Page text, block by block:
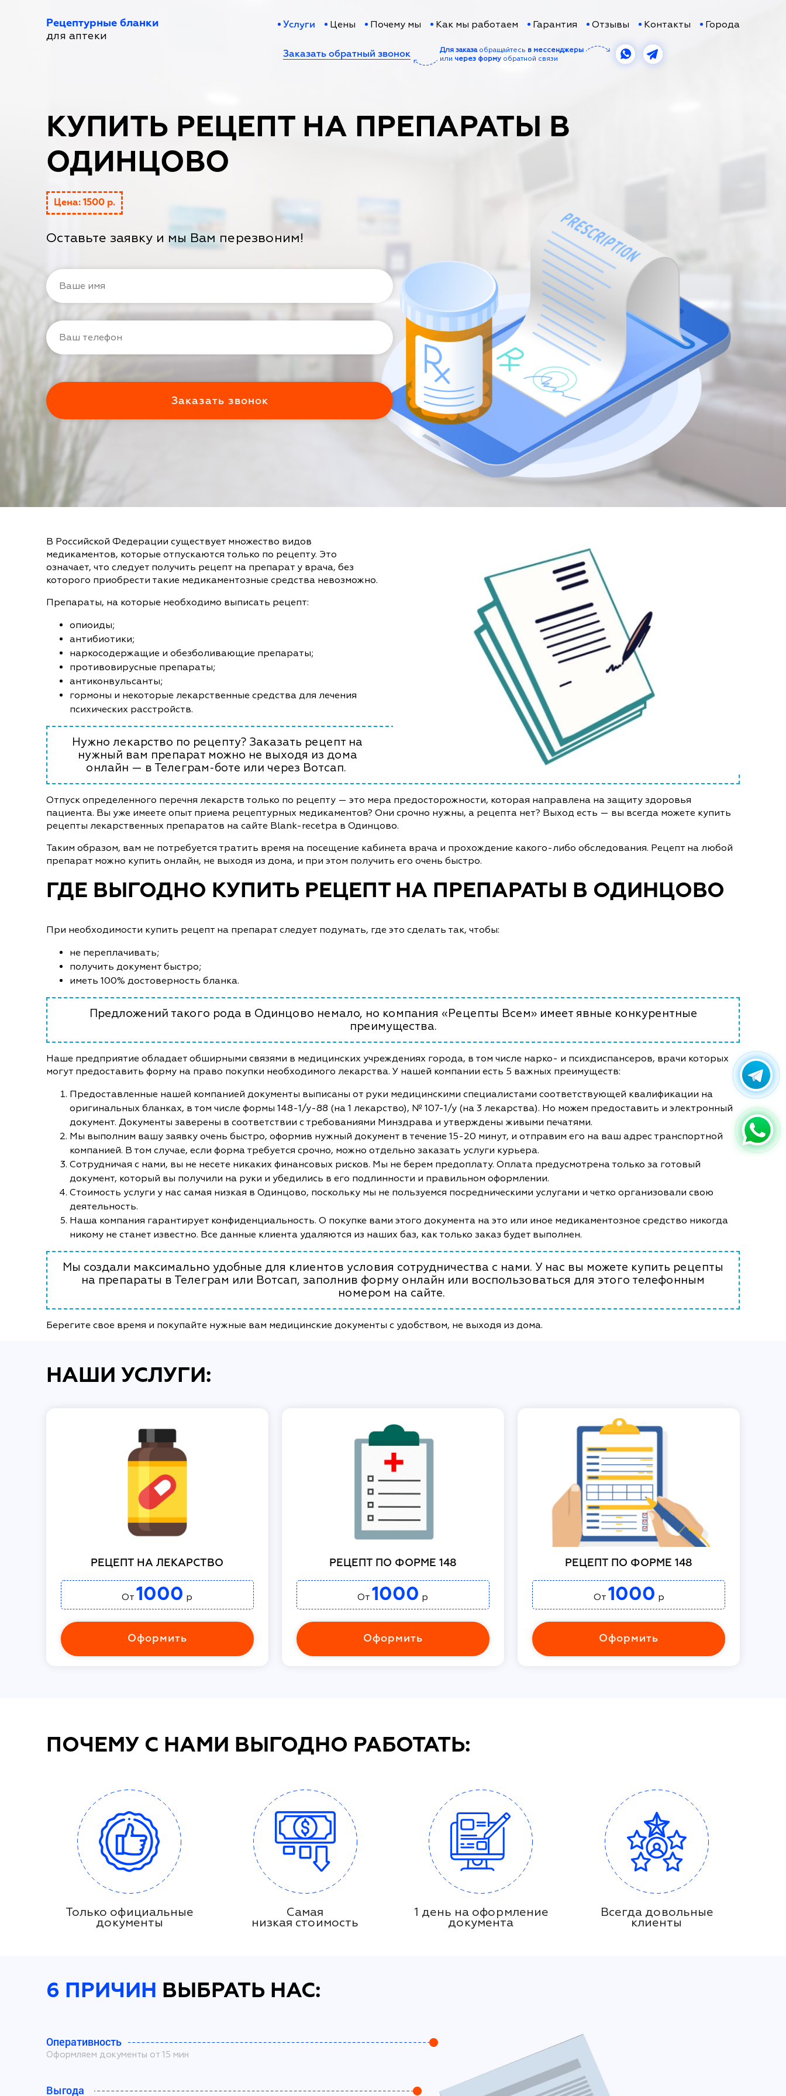
Рецептурные бланки
для аптеки
Услуги Цены Почему мы Как мы работаем Гарантия Отзывы Контакты Города
Заказать обратный звонок Для заказаобращайтесь в мессенджеры
или через форму обратной связи
КУПИТЬ РЕЦЕПТ НА ПРЕПАРАТЫ В
ОДИНЦОВО
Цена: 1500 р.
Оставьте заявку и мы Вам перезвоним!
В Российской Федерации существует множество видов
медикаментов, которые отпускаются только по рецепту. Это
означает, что следует получить рецепт на препарат у врача, без
которого приобрести такие медикаментозные средства невозможно.
Препараты, на которые необходимо выписать рецепт:
опиоиды;
антибиотики;
наркосодержащие и обезболивающие препараты;
противовирусные препараты;
антиконвульсанты;
гормоны и некоторые лекарственные средства для лечения
психических расстройств.
Нужно лекарство по рецепту? Заказать рецепт на
нужный вам препарат можно не выходя из дома
онлайн — в Телеграм-боте или через Вотсап.
Отпуск определенного перечня лекарств только по рецепту — это мера предосторожности, которая направлена на защиту здоровья
пациента. Вы уже имеете опыт приема рецептурных медикаментов? Они срочно нужны, а рецепта нет? Выход есть — вы всегда можете купить
рецепты лекарственных препаратов на сайте Blank-recetpa в Одинцово.
Таким образом, вам не потребуется тратить время на посещение кабинета врача и прохождение какого-либо обследования. Рецепт на любой
препарат можно купить онлайн, не выходя из дома, и при этом получить его очень быстро.
ГДЕ ВЫГОДНО КУПИТЬ РЕЦЕПТ НА ПРЕПАРАТЫ В ОДИНЦОВО
При необходимости купить рецепт на препарат следует подумать, где это сделать так, чтобы:
не переплачивать;
получить документ быстро;
иметь 100% достоверность бланка.
Предложений такого рода в Одинцово немало, но компания «Рецепты Всем» имеет явные конкурентные
преимущества.
Наше предприятие обладает обширными связями в медицинских учреждениях города, в том числе нарко- и психдиспансеров, врачи которых
могут предоставить форму на право покупки необходимого лекарства. У нашей компании есть 5 важных преимуществ:
Предоставленные нашей компанией документы выписаны от руки медицинскими специалистами соответствующей квалификации на
оригинальных бланках, в том числе формы 148-1/у-88 (на 1 лекарство), № 107-1/у (на 3 лекарства). Но можем предоставить и электронный
документ. Документы заверены в соответствии с требованиями Минздрава и утверждены живыми печатями.
Мы выполним вашу заявку очень быстро, оформив нужный документ в течение 15-20 минут, и отправим его на ваш адрес транспортной
компанией. В том случае, если форма требуется срочно, можно отдельно заказать услуги курьера.
Сотрудничая с нами, вы не несете никаких финансовых рисков. Мы не берем предоплату. Оплата предусмотрена только за готовый
документ, который вы получили на руки и убедились в его подлинности и правильном оформлении.
Стоимость услуги у нас самая низкая в Одинцово, поскольку мы не пользуемся посредническими услугами и четко организовали свою
деятельность.
Наша компания гарантирует конфиденциальность. О покупке вами этого документа на это или иное медикаментозное средство никогда
никому не станет известно. Все данные клиента удаляются из наших баз, как только заказ будет выполнен.
Мы создали максимально удобные для клиентов условия сотрудничества с нами. У нас вы можете купить рецепты
на препараты в Телеграм или Вотсап, заполнив форму онлайн или воспользоваться для этого телефонным
номером на сайте.
Берегите свое время и покупайте нужные вам медицинские документы с удобством, не выходя из дома.
НАШИ УСЛУГИ:
РЕЦЕПТ НА ЛЕКАРСТВО
От 1000 р
Оформить
РЕЦЕПТ ПО ФОРМЕ 148
От 1000 р
Оформить
РЕЦЕПТ ПО ФОРМЕ 148
От 1000 р
Оформить
ПОЧЕМУ С НАМИ ВЫГОДНО РАБОТАТЬ:
Только официальные
документы
Самая
низкая стоимость
1 день на оформление
документа
Всегда довольные
клиенты
6 ПРИЧИН ВЫБРАТЬ НАС:
Оперативность
Оформляем документы от 15 мин
Выгода